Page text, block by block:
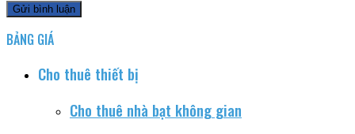
BẢNG GIÁ
Cho thuê thiết bị
Cho thuê nhà bạt không gian